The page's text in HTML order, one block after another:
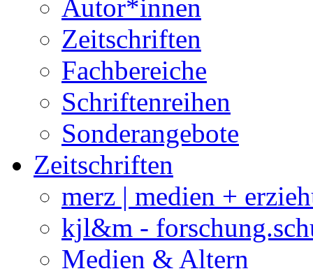
Autor*innen
Zeitschriften
Fachbereiche
Schriftenreihen
Sonderangebote
Zeitschriften
merz | medien +
kjl&m -
Medien & Altern